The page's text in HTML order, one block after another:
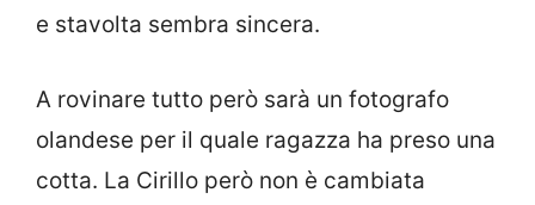
e stavolta sembra sincera.
A rovinare tutto però sarà un fotografo
olandese per il quale ragazza ha preso una
cotta. La Cirillo però non è cambiata